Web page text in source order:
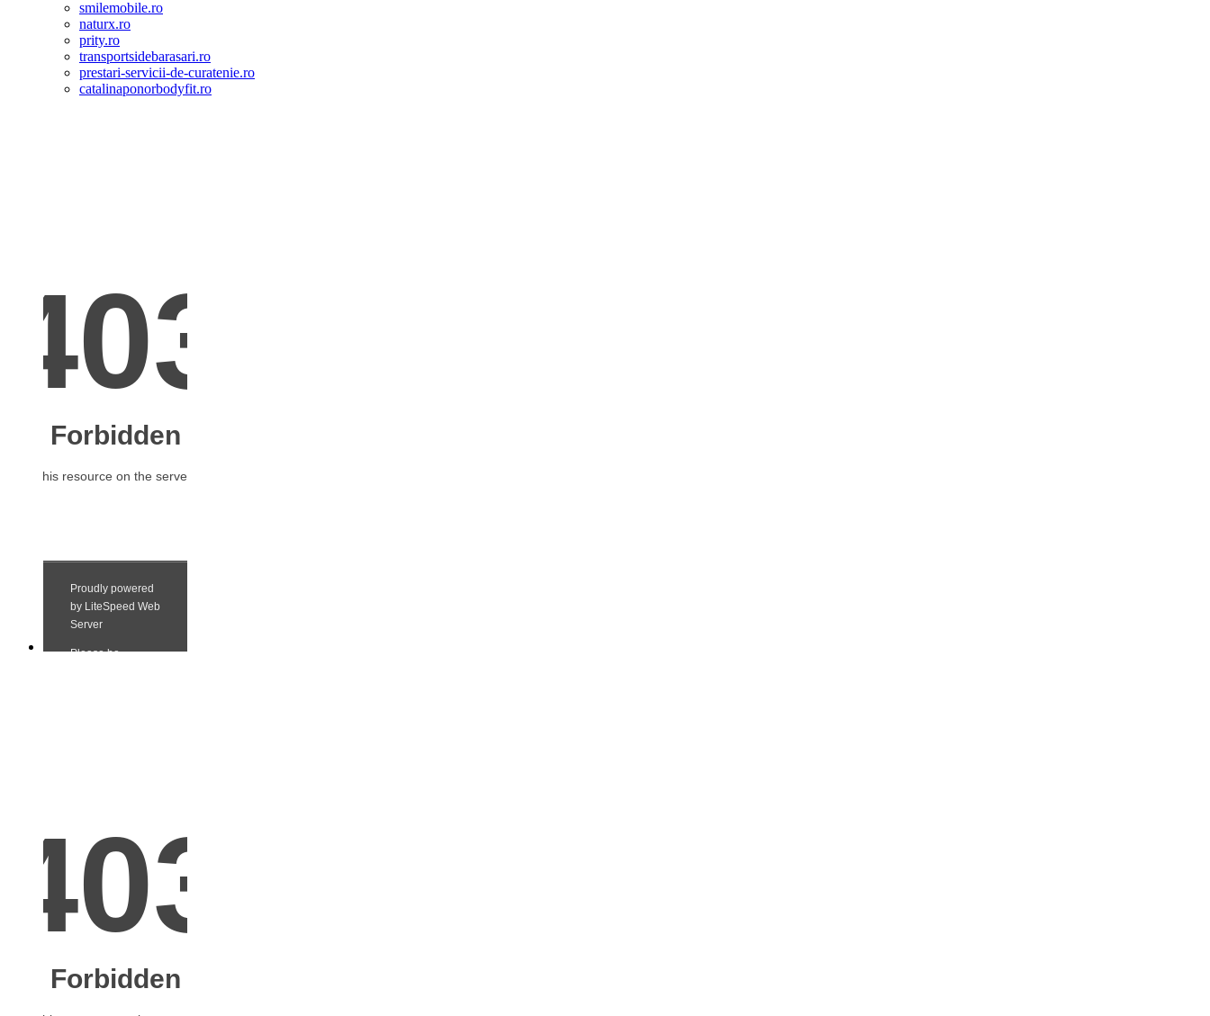
smilemobile.ro
naturx.ro
prity.ro
transportsidebarasari.ro
prestari-servicii-de-curatenie.ro
catalinaponorbodyfit.ro